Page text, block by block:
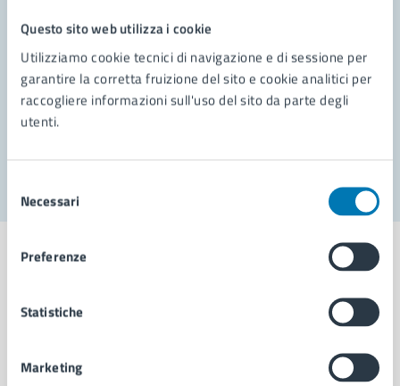
Questo sito web utilizza i cookie
Utilizziamo cookie tecnici di navigazione e di sessione per
garantire la corretta fruizione del sito e cookie analitici per
raccogliere informazioni sull'uso del sito da parte degli
utenti.
delNecessari
Preferenze
Statistiche
Marketing
Richiedi assistenza
Prenota appuntamento
Problemi in città
Comune di Napoli
AMMINISTRAZIONE